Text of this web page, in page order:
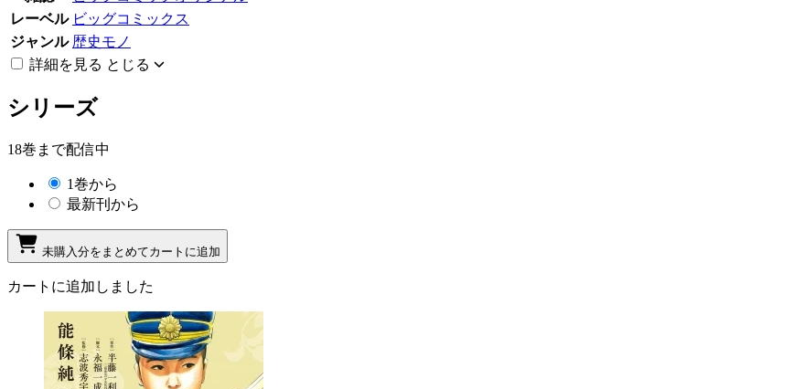
レーベル ビッグコミックス
ジャンル 歴史モノ
詳細を見る とじる
シリーズ
18巻まで配信中
1巻から
最新刊から
未購入分をまとめてカートに追加
カートに追加しました